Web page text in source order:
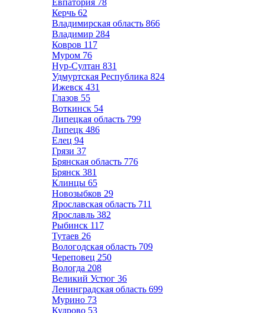
Евпатория 78
Керчь 62
Владимирская область 866
Владимир 284
Ковров 117
Муром 76
Нур-Султан 831
Удмуртская Республика 824
Ижевск 431
Глазов 55
Воткинск 54
Липецкая область 799
Липецк 486
Елец 94
Грязи 37
Брянская область 776
Брянск 381
Клинцы 65
Новозыбков 29
Ярославская область 711
Ярославль 382
Рыбинск 117
Тутаев 26
Вологодская область 709
Череповец 250
Вологда 208
Великий Устюг 36
Ленинградская область 699
Мурино 73
Кудрово 53